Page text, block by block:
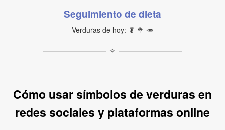
Seguimiento de dieta
Verduras de hoy: 🥬 🥦 🥕
✧
Cómo usar símbolos de verduras en
redes sociales y plataformas online